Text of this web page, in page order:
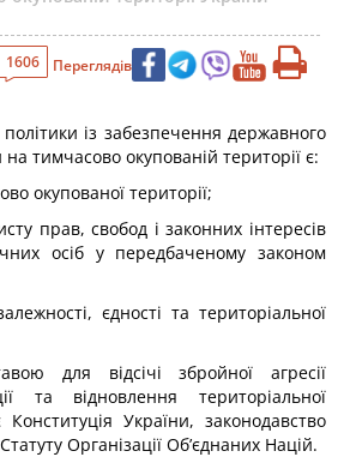
1606 Переглядів
із забезпечення державного
на тимчасово окупованій території є:
окупованої території;
прав, свобод і законних інтересів
осіб у передбаченому законом
єдності та територіальної
для відсічі збройної агресії
та відновлення територіальної
Конституція України, законодавство
Статуту Організації Об’єднаних Націй.